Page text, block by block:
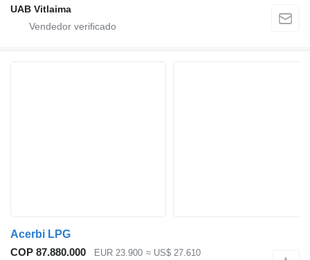
UAB Vitlaima
Acerbi LPG
COP 87.880.000
EUR 23.900 ≈ US$ 27.610